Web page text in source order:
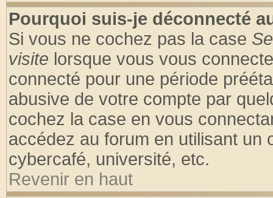
Pourquoi suis-je déconnecté
Si vous ne cochez pas la case
visite lorsque vous vous
connecté pour une période
abusive de votre compte par
cochez la case en vous
accédez au forum en utilisant un
cybercafé, université, etc.
Revenir en haut